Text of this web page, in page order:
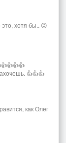
хотя бы.. 😜
👍👍👍
как Олег